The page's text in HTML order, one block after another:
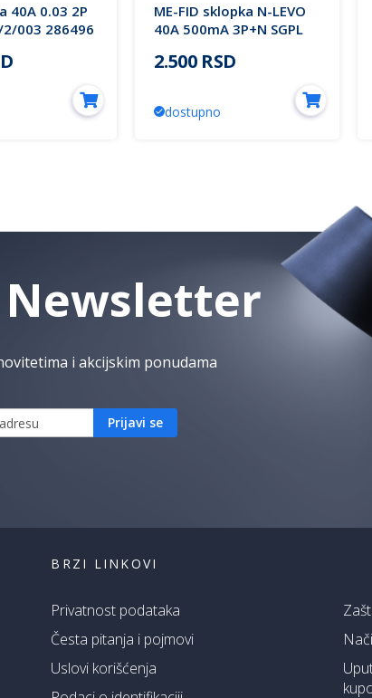
40A 0.03 2P
2/003 286496
ME-FID sklopka N-LEVO
40A 500mA 3P+N SGPL
2.500 RSD
dostupno
i akcijskim ponudama
Prijavi se
BRZI LINKOVI
Privatnost podataka
Česta pitanja i pojmovi
Uslovi korišćenja